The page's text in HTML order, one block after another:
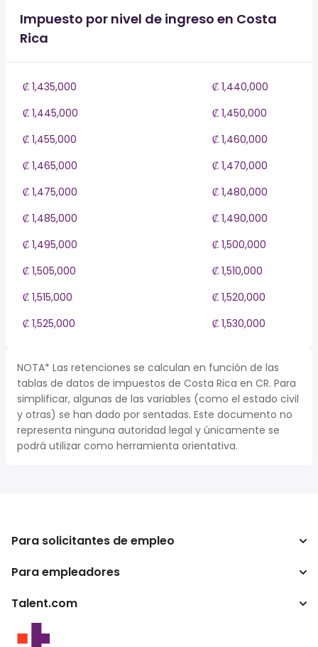
Impuesto por nivel de ingreso en Costa
Rica
₡ 1,435,000
₡ 1,440,000
₡ 1,445,000
₡ 1,450,000
₡ 1,455,000
₡ 1,460,000
₡ 1,465,000
₡ 1,470,000
₡ 1,475,000
₡ 1,480,000
₡ 1,485,000
₡ 1,490,000
₡ 1,495,000
₡ 1,500,000
₡ 1,505,000
₡ 1,510,000
₡ 1,515,000
₡ 1,520,000
₡ 1,525,000
₡ 1,530,000
NOTA* Las retenciones se calculan en función de las
tablas de datos de impuestos de Costa Rica en CR. Para
simplificar, algunas de las variables (como el estado civil
y otras) se han dado por sentadas. Este documento no
representa ninguna autoridad legal y únicamente se
podrá utilizar como herramienta orientativa.
Para solicitantes de empleo
Buscador de trabajo
Para empleadores
Empresa
Talent.com
Otros países